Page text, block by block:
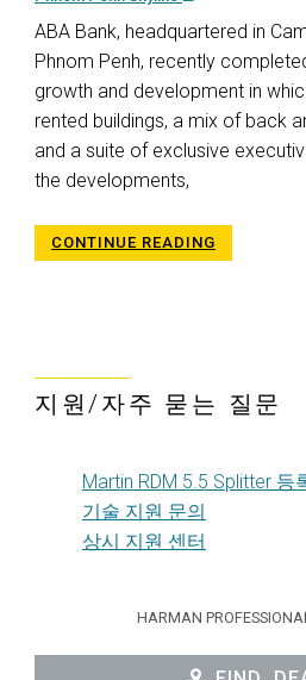
ABA Bank, headquartered in
Phnom Penh, recently
growth and development in
rented buildings, a mix of back
and a suite of exclusive
the developments,
CONTINUE READING
지원/자주 묻는 질문
Martin RDM 5.5 Splitter 등
기술 지원 문의
상시 지원 센터
HARMAN